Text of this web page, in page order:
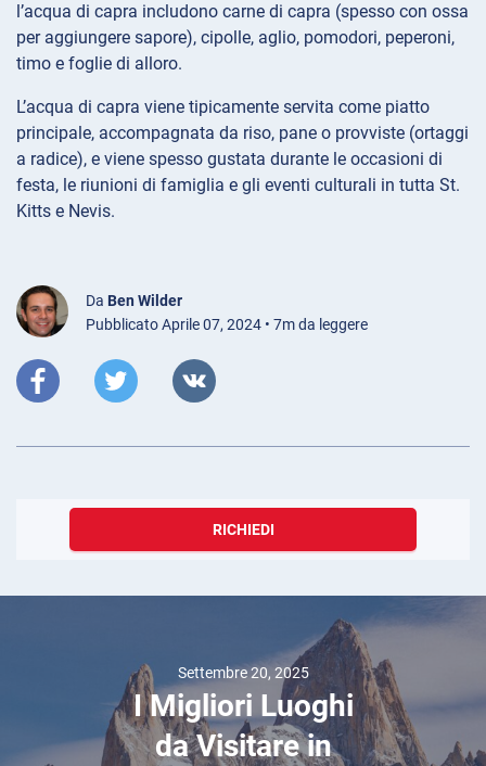
l’acqua di capra includono carne di capra (spesso con ossa
per aggiungere sapore), cipolle, aglio, pomodori, peperoni,
timo e foglie di alloro.
L’acqua di capra viene tipicamente servita come piatto
principale, accompagnata da riso, pane o provviste (ortaggi
a radice), e viene spesso gustata durante le occasioni di
festa, le riunioni di famiglia e gli eventi culturali in tutta St.
Kitts e Nevis.
Da Ben Wilder
Pubblicato Aprile 07, 2024 • 7m da leggere
RICHIEDI
Settembre 20, 2025
I Migliori Luoghi
da Visitare in